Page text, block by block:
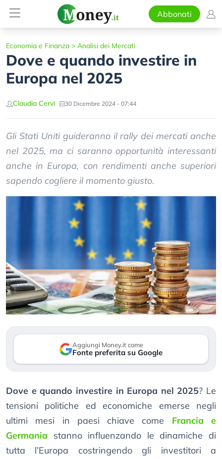
Abbonati
Economia e Finanza > Analisi dei Mercati
Dove e quando investire in
Europa nel 2025
Claudia Cervi 30 Dicembre 2024 - 07:44
Gli Stati Uniti guideranno il rally dei mercati anche
nel 2025, ma ci saranno opportunità interessanti
anche in Europa, con rendimenti anche superiori
sapendo cogliere il momento giusto.
Aggiungi Money.it come
Fonte preferita su Google
Dove e quando investire in Europa nel 2025? Le
tensioni politiche ed economiche emerse negli
ultimi mesi in paesi chiave come Francia e
Germania
stanno influenzando le dinamiche di
tutta l’Europa costringendo gli investitori a